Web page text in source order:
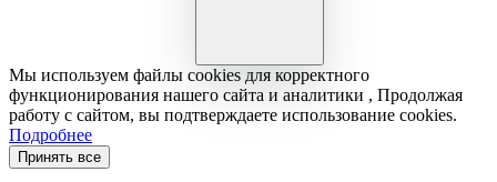
Мы используем файлы cookies для корректного
функционирования нашего сайта и аналитики , Продолжая
работу с сайтом, вы подтверждаете использование cookies.
Подробнее
Принять все